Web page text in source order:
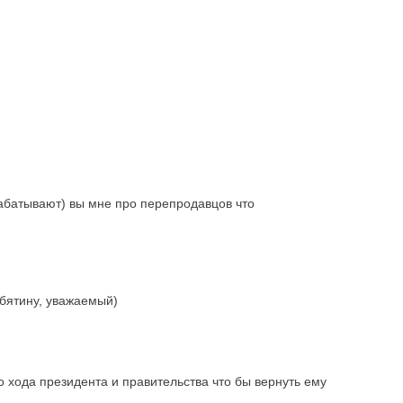
вы мне про перепродавцов что
уважаемый)
президента и правительства что бы вернуть ему